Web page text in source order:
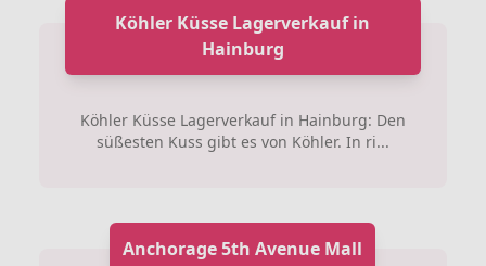
Köhler Küsse Lagerverkauf in
Hainburg
Köhler Küsse Lagerverkauf in Hainburg: Den
süßesten Kuss gibt es von Köhler. In ri...
Anchorage 5th Avenue Mall